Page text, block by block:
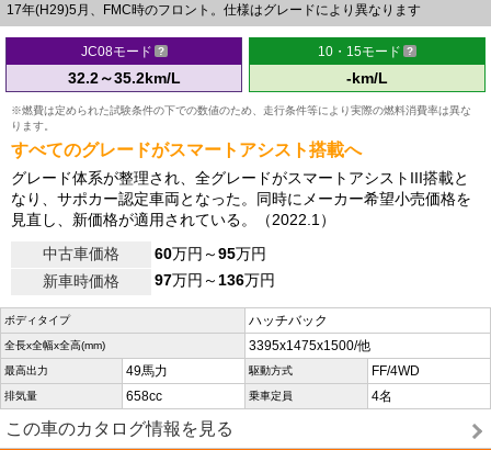
17年(H29)5月、FMC時のフロント。仕様はグレードにより異なります
JC08モード
32.2～35.2km/L
10・15モード
-km/L
※燃費は定められた試験条件の下での数値のため、走行条件等により実際の燃料消費率は異な
ります。
すべてのグレードがスマートアシスト搭載へ
グレード体系が整理され、全グレードがスマートアシストIII搭載と
なり、サポカー認定車両となった。同時にメーカー希望小売価格を
見直し、新価格が適用されている。（2022.1）
中古車価格
60万円～95万円
新車時価格
97万円～136万円
ボディタイプ ハッチバック
全長x全幅x全高(mm) 3395x1475x1500/他
最高出力 49馬力 駆動方式 FF/4WD
排気量 658cc 乗車定員 4名
この車のカタログ情報を見る